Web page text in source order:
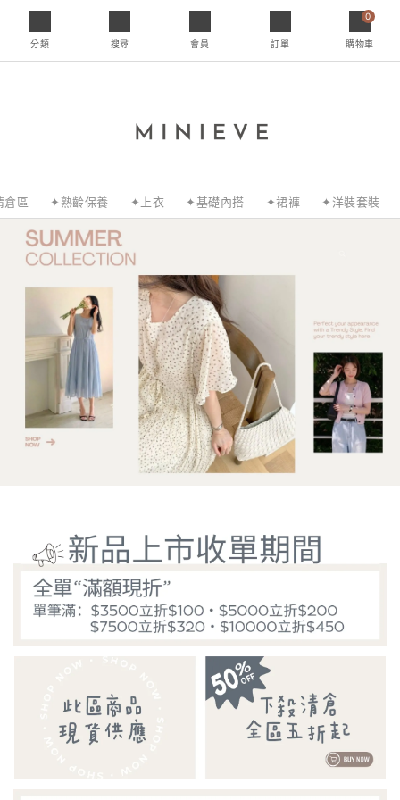
分類 搜尋 會員 訂單
0
購物車
倉區 ✦熟齡保養 ✦上衣 ✦基礎內搭 ✦裙褲 ✦洋裝套裝